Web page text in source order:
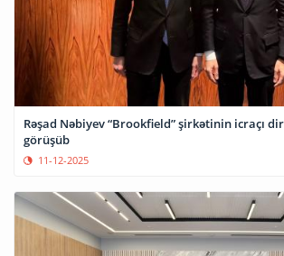
Rəşad Nəbiyev “Brookfield” şirkətinin icraçı
görüşüb
11-12-2025